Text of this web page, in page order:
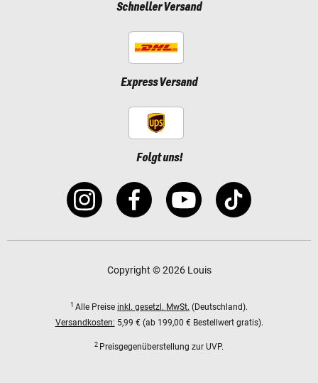
Schneller Versand
Express Versand
Folgt uns!
Copyright © 2026 Louis
1 Alle Preise inkl. gesetzl. MwSt. (Deutschland).
Versandkosten: 5,99 € (ab 199,00 € Bestellwert gratis).
2 Preisgegenüberstellung zur UVP.